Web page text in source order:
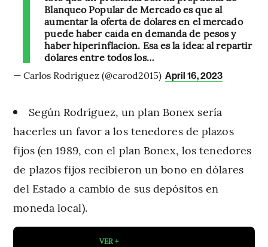
Blanqueo Popular de Mercado es que al
aumentar la oferta de dólares en el mercado
puede haber caída en demanda de pesos y
haber hiperinflación. Esa es la idea: al repartir
dólares entre todos los…
— Carlos Rodriguez (@carod2015) April 16, 2023
Según Rodríguez, un plan Bonex sería
hacerles un favor a los tenedores de plazos
fijos (en 1989, con el plan Bonex, los tenedores
de plazos fijos recibieron un bono en dólares
del Estado a cambio de sus depósitos en
moneda local).
VER +